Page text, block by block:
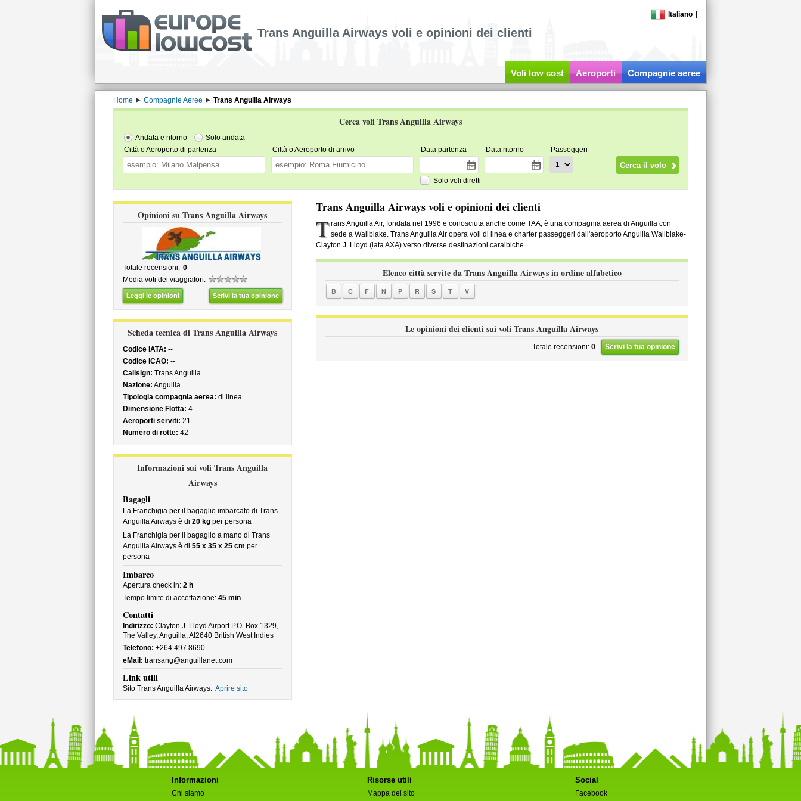
Italiano
Trans Anguilla Airways voli e opinioni dei clienti
Voli low cost Aeroporti Compagnie aeree
Home Compagnie Aeree Trans Anguilla Airways
Cerca voli Trans Anguilla Airways
Andata e ritorno
Solo andata
Città o Aeroporto di partenza
Città o Aeroporto di arrivo Data partenza Data ritorno Passeggeri
Solo voli diretti
Opinioni su Trans Anguilla Airways
Totale recensioni: 0
Media voti dei viaggiatori:
Leggi le opinioni Scrivi la tua opinione
Scheda tecnica di Trans Anguilla Airways
Codice IATA: --
Codice ICAO: --
Callsign: Trans Anguilla
Nazione: Anguilla
Tipologia compagnia aerea: di linea
Dimensione Flotta: 4
Aeroporti serviti: 21
Numero di rotte: 42
Informazioni sui voli Trans Anguilla
Airways
Bagagli
La Franchigia per il bagaglio imbarcato di Trans
Anguilla Airways è di 20 kgper persona
La Franchigia per il bagaglio a mano di Trans
Anguilla Airways è di 55 x 35 x 25 cm per
persona
Imbarco
Apertura check in: 2 h
Tempo limite di accettazione: 45 min
Contatti
Indirizzo: Clayton J. Lloyd Airport P.O. Box 1329,
The Valley, Anguilla, AI2640 British West Indies
Telefono: +264 497 8690
eMail: transang@anguillanet.com
Link utili
Sito Trans Anguilla Airways: Aprire sito
Trans Anguilla Airways voli e opinioni dei clienti
T rans Anguilla Air, fondata nel 1996 e conosciuta anche come TAA, è una compagnia aerea di Anguilla con
sede a Wallblake. Trans Anguilla Air opera voli di linea e charter passeggeri dall'aeroporto Anguilla Wallblake-
Clayton J. Lloyd (iata AXA) verso diverse destinazioni caraibiche.
Elenco città servite da Trans Anguilla Airways in ordine alfabetico
B C F N P R S T V
Le opinioni dei clienti sui voli Trans Anguilla Airways
Totale recensioni: 0 Scrivi la tua opinione
Informazioni
Chi siamo
Risorse utili
Mappa del sito
Social
Facebook